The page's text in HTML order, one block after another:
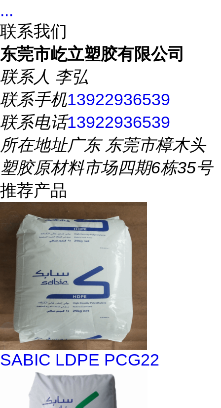
...
联系我们
东莞市屹立塑胶有限公司
联系人 李弘
联系手机13922936539
联系电话13922936539
所在地址广东 东莞市樟木头
塑胶原材料市场四期6栋35号
推荐产品
SABIC LDPE PCG22